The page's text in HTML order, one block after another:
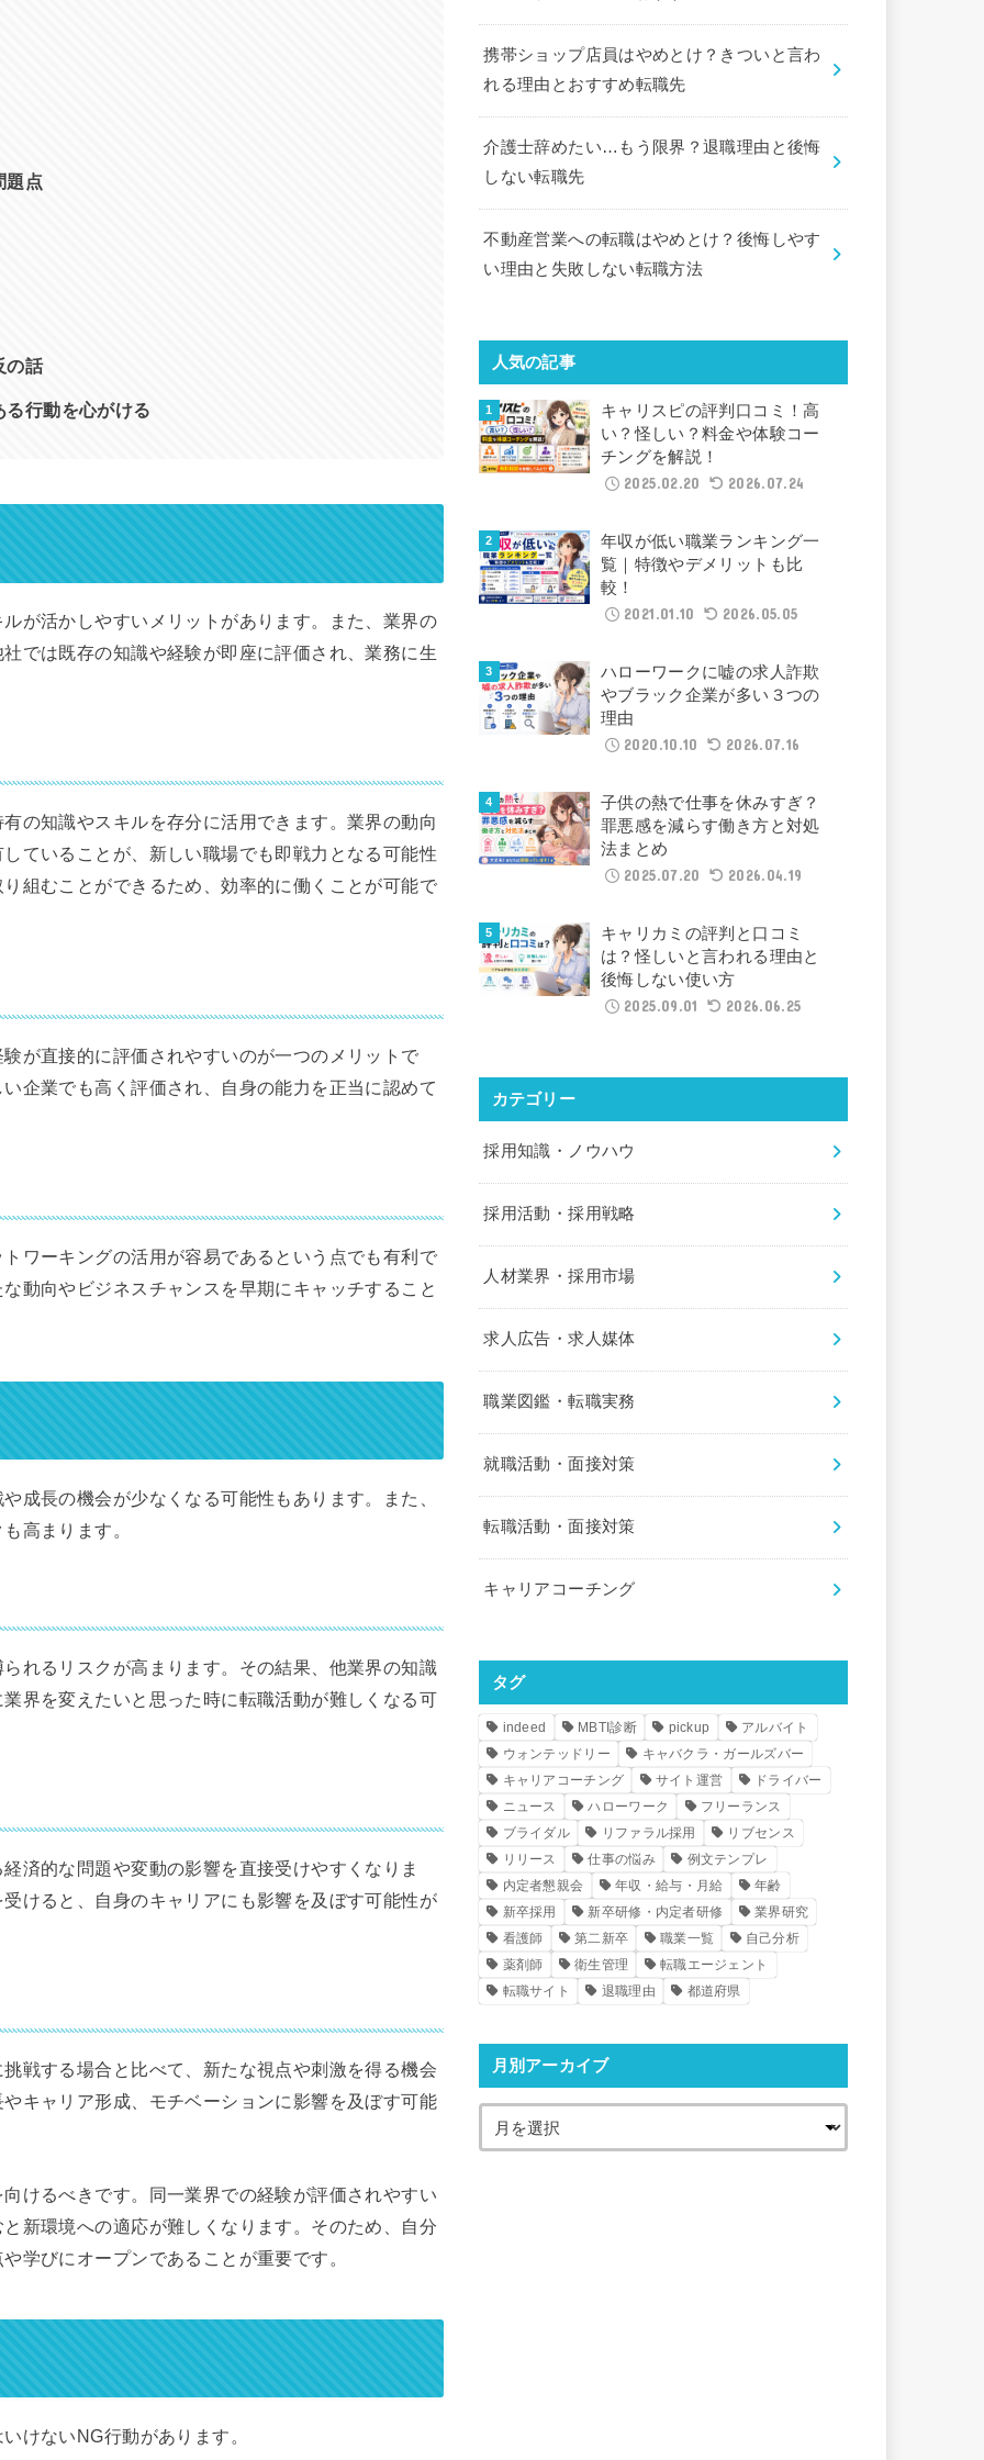
題点
の話
行動を心がける
が活かしやすいメリットがあります。また、業界の
では既存の知識や経験が即座に評価され、業務に生
の知識やスキルを存分に活用できます。業界の動向
ていることが、新しい職場でも即戦力となる可能性
組むことができるため、効率的に働くことが可能で
が直接的に評価されやすいのが一つのメリットで
企業でも高く評価され、自身の能力を正当に認めて
ワーキングの活用が容易であるという点でも有利で
動向やビジネスチャンスを早期にキャッチすること
成長の機会が少なくなる可能性もあります。また、
高まります。
れるリスクが高まります。その結果、他業界の知識
界を変えたいと思った時に転職活動が難しくなる可
済的な問題や変動の影響を直接受けやすくなりま
けると、自身のキャリアにも影響を及ぼす可能性が
戦する場合と比べて、新たな視点や刺激を得る機会
キャリア形成、モチベーションに影響を及ぼす可能
けるべきです。同一業界での経験が評価されやすい
新環境への適応が難しくなります。そのため、自分
学びにオープンであることが重要です。
けないNG行動があります。
携帯ショップ店員はやめとけ？きついと言わ
れる理由とおすすめ転職先
介護士辞めたい…もう限界？退職理由と後悔
しない転職先
不動産営業への転職はやめとけ？後悔しやす
い理由と失敗しない転職方法
人気の記事
キャリスピの評判口コミ！高
い？怪しい？料金や体験コー
チングを解説！
2025.02.20
2026.07.24
年収が低い職業ランキング一
覧｜特徴やデメリットも比
較！
2021.01.10
2026.05.05
ハローワークに嘘の求人詐欺
やブラック企業が多い３つの
理由
2020.10.10
2026.07.16
子供の熱で仕事を休みすぎ？
罪悪感を減らす働き方と対処
法まとめ
2025.07.20
2026.04.19
キャリカミの評判と口コミ
は？怪しいと言われる理由と
後悔しない使い方
2025.09.01
2026.06.25
カテゴリー
採用知識・ノウハウ
採用活動・採用戦略
人材業界・採用市場
求人広告・求人媒体
職業図鑑・転職実務
就職活動・面接対策
転職活動・面接対策
キャリアコーチング
タグ
indeed MBTI診断 pickup
アルバイト
ウォンテッドリー
キャバクラ・ガールズバー
キャリアコーチング
サイト運営
ドライバー
ニュース
ハローワーク
フリーランス
ブライダル
リファラル採用
リブセンス
リリース
仕事の悩み
例文テンプレ
内定者懇親会
年収・給与・月給
年齢
新卒採用
新卒研修・内定者研修
業界研究
看護師
第二新卒 職業一覧
自己分析
薬剤師
衛生管理
転職エージェント
転職サイト
退職理由 都道府県
月別アーカイブ